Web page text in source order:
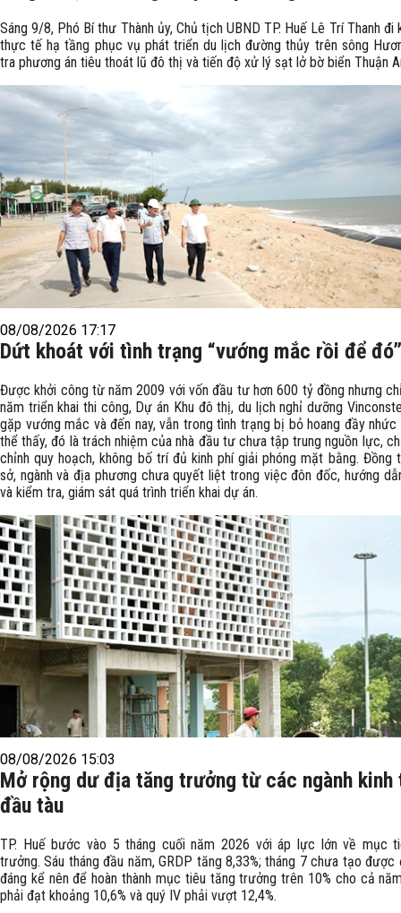
Sáng 9/8, Phó Bí thư Thành ủy, Chủ tịch UBND TP. Huế Lê Trí Thanh đi
thực tế hạ tầng phục vụ phát triển du lịch đường thủy trên sông
tra phương án tiêu thoát lũ đô thị và tiến độ xử lý sạt lở bờ biển Thuận
08/08/2026 17:17
Dứt khoát với tình trạng “vướng mắc rồi để đó”
Được khởi công từ năm 2009 với vốn đầu tư hơn 600 tỷ đồng nhưng
năm triển khai thi công, Dự án Khu đô thị, du lịch nghỉ dưỡng
gặp vướng mắc và đến nay, vẫn trong tình trạng bị bỏ hoang đầy nhức
thể thấy, đó là trách nhiệm của nhà đầu tư chưa tập trung nguồn lực,
chỉnh quy hoạch, không bố trí đủ kinh phí giải phóng mặt bằng. Đồng
sở, ngành và địa phương chưa quyết liệt trong việc đôn đốc, hướng
và kiểm tra, giám sát quá trình triển khai dự án.
08/08/2026 15:03
Mở rộng dư địa tăng trưởng từ các ngành kinh
đầu tàu
TP. Huế bước vào 5 tháng cuối năm 2026 với áp lực lớn về mục
trưởng. Sáu tháng đầu năm, GRDP tăng 8,33%; tháng 7 chưa tạo được
đáng kể nên để hoàn thành mục tiêu tăng trưởng trên 10% cho cả
phải đạt khoảng 10,6% và quý IV phải vượt 12,4%.